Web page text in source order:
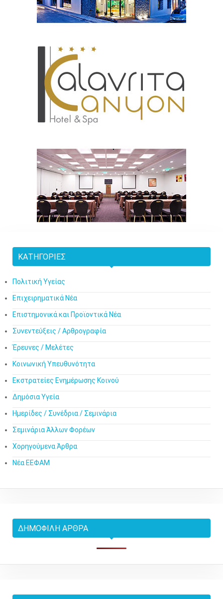
ΚΑΤΗΓΟΡΊΕΣ
Πολιτική Υγείας
Επιχειρηματικά Νέα
Επιστημονικά και Προϊοντικά Νέα
Συνεντεύξεις / Αρθρογραφία
Έρευνες / Μελέτες
Κοινωνική Υπευθυνότητα
Εκστρατείες Ενημέρωσης Κοινού
Δημόσια Υγεία
Ημερίδες / Συνέδρια / Σεμινάρια
Σεμινάρια Άλλων Φορέων
Χορηγούμενα Άρθρα
Νέα ΕΕΦΑΜ
ΔΗΜΟΦΙΛΉ ΆΡΘΡΑ